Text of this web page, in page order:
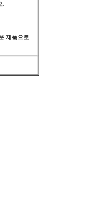
.
제품으로